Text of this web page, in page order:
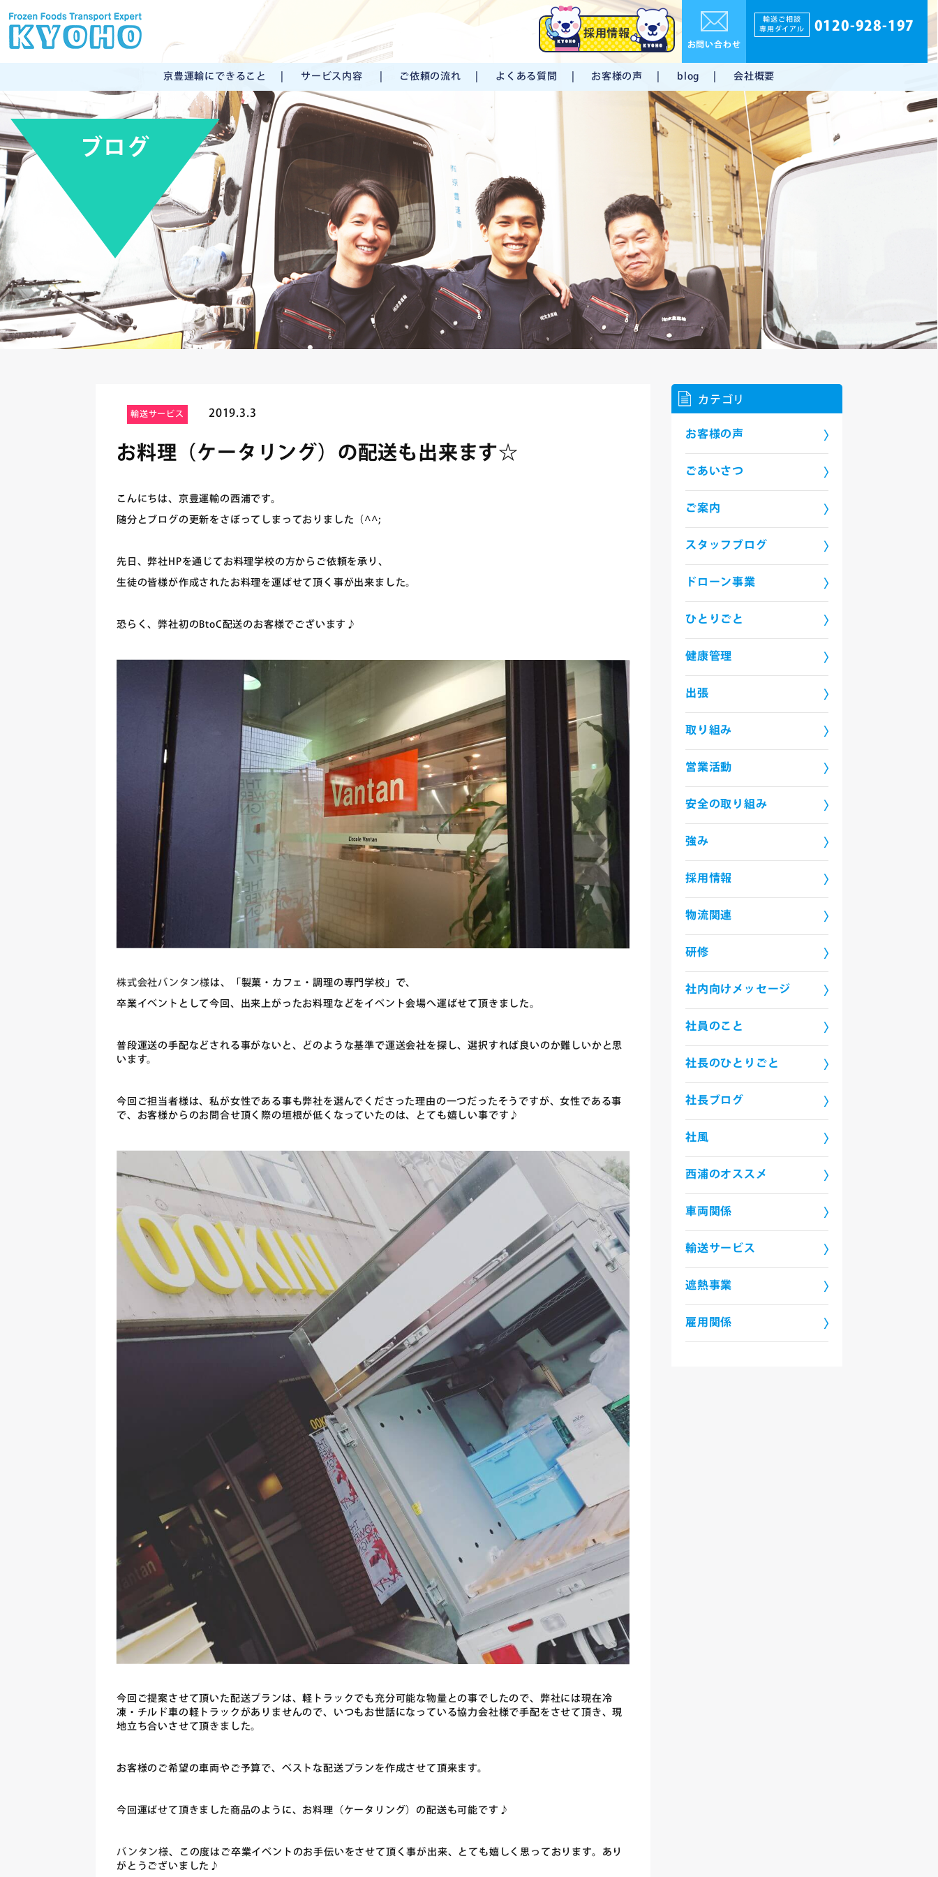
採用情報
お問い合わせ
輸送ご相談
専用ダイアル 0120-928-197
京豊運輸にできること サービス内容 ご依頼の流れ よくある質問 お客様の声 blog 会社概要
ブログ
輸送サービス 2019.3.3
お料理（ケータリング）の配送も出来ます☆
こんにちは、京豊運輸の西浦です。
随分とブログの更新をさぼってしまっておりました（^^;
先日、弊社HPを通じてお料理学校の方からご依頼を承り、
生徒の皆様が作成されたお料理を運ばせて頂く事が出来ました。
恐らく、弊社初のBtoC配送のお客様でございます♪
株式会社バンタン様は、「製菓・カフェ・調理の専門学校」で、
卒業イベントとして今回、出来上がったお料理などをイベント会場へ運ばせて頂きました。
普段運送の手配などされる事がないと、どのような基準で運送会社を探し、選択すれば良いのか難しいかと思
います。
今回ご担当者様は、私が女性である事も弊社を選んでくださった理由の一つだったそうですが、女性である事
で、お客様からのお問合せ頂く際の垣根が低くなっていたのは、とても嬉しい事です♪
今回ご提案させて頂いた配送プランは、軽トラックでも充分可能な物量との事でしたので、弊社には現在冷
凍・チルド車の軽トラックがありませんので、いつもお世話になっている協力会社様で手配をさせて頂き、現
地立ち合いさせて頂きました。
お客様のご希望の車両やご予算で、ベストな配送プランを作成させて頂来ます。
今回運ばせて頂きました商品のように、お料理（ケータリング）の配送も可能です♪
バンタン様、この度はご卒業イベントのお手伝いをさせて頂く事が出来、とても嬉しく思っております。あり
がとうございました♪
カテゴリ
お客様の声
ごあいさつ
ご案内
スタッフブログ
ドローン事業
ひとりごと
健康管理
出張
取り組み
営業活動
安全の取り組み
強み
採用情報
物流関連
研修
社内向けメッセージ
社員のこと
社長のひとりごと
社長ブログ
社風
西浦のオススメ
車両関係
輸送サービス
遮熱事業
雇用関係